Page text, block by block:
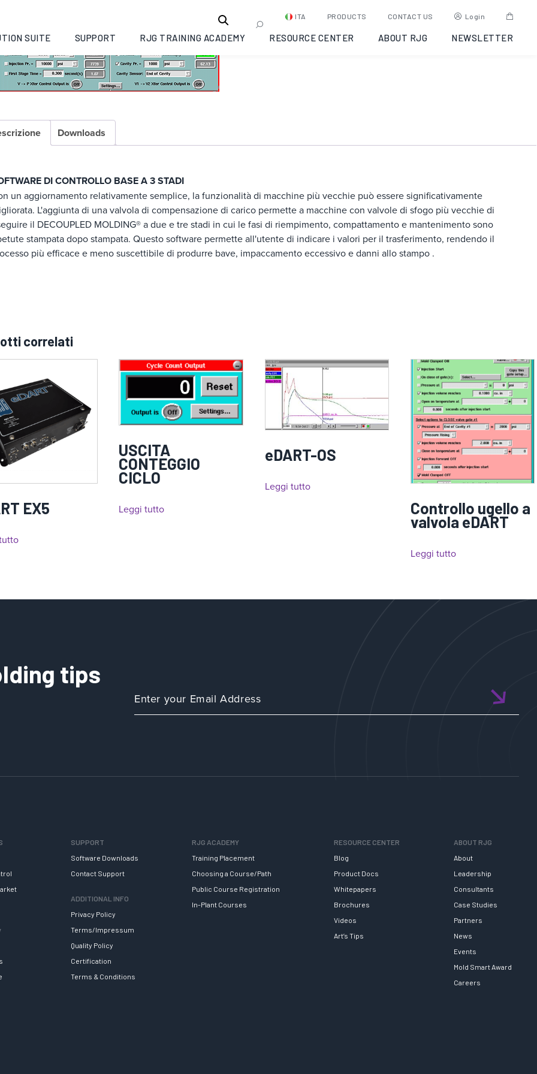
ITA PRODUCTS CONTACT US Login
SUITE SUPPORT RJG TRAINING ACADEMY RESOURCE CENTER ABOUT RJG NEWSLETTER
eDART-3 STADI
COD:Y6UJ9A000004 Categoria: eDART®
Downloads
DI CONTROLLO BASE A 3 STADI
un aggiornamento relativamente semplice, la funzionalità di macchine più vecchie può essere significativamente
L'aggiunta di una valvola di compensazione di carico permette a macchine con valvole di sfogo più vecchie di
il DECOUPLED MOLDING® a due e tre stadi in cui le fasi di riempimento, compattamento e mantenimento sono
stampata dopo stampata. Questo software permette all'utente di indicare i valori per il trasferimento, rendendo il
più efficace e meno suscettibile di produrre bave, impaccamento eccessivo e danni allo stampo .
correlati
EX5
USCITA
CONTEGGIO
CICLO
Leggi tutto
eDART-OS
Leggi tutto
Controllo ugello a
valvola eDART
Leggi tutto
tips
SUPPORT
Software Downloads
Contact Support
ADDITIONAL INFO
Privacy Policy
Terms/Impressum
Quality Policy
Certification
Terms & Conditions
RJG ACADEMY
Training Placement
Choosing a Course/Path
Public Course Registration
In-Plant Courses
RESOURCE CENTER
Blog
Product Docs
Whitepapers
Brochures
Videos
Art’s Tips
ABOUT RJG
About
Leadership
Consultants
Case Studies
Partners
News
Events
Mold Smart Award
Careers